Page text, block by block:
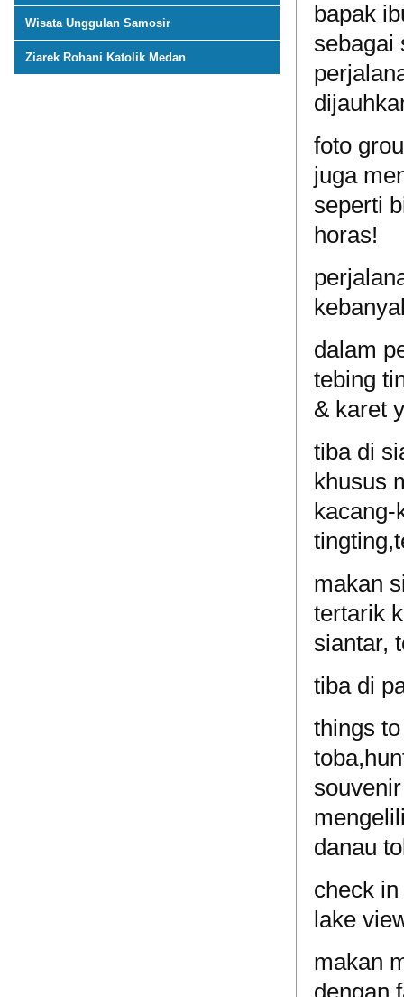
Wisata Unggulan Samosir
Ziarek Rohani Katolik Medan
bapak
sebagai
foto
juga
seperti
horas!
dalam
tebing
& karet
tiba di
khusus
makan
tertarik
siantar,
tiba di
things
danau
check
lake
makan
dengan